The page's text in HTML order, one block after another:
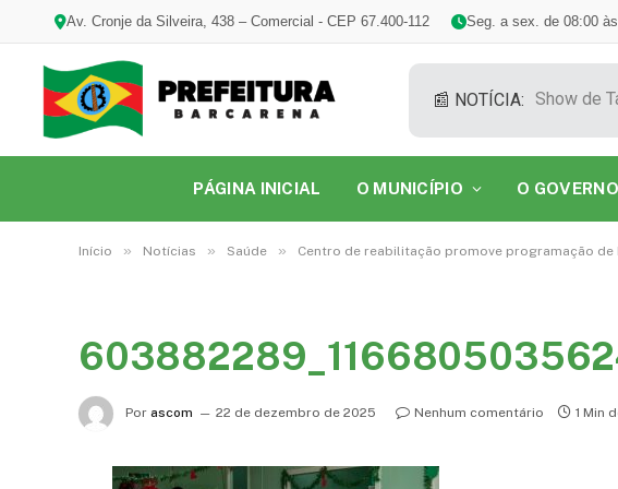
Av. Cronje da Silveira, 438 – Comercial - CEP 67.400-112 Seg. a sex. de 08:00
📰 NOTÍCIA:
PÁGINA INICIAL O MUNICÍPIO O GOVERNO
Início » Notícias » Saúde » Centro de reabilitação promove programação
Por ascom 22 de dezembro de 2025 Nenhum comentário 1 Min